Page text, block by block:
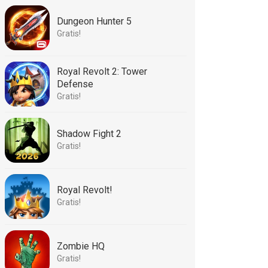
Dungeon Hunter 5
Gratis!
Royal Revolt 2: Tower
Defense
Gratis!
Shadow Fight 2
Gratis!
Royal Revolt!
Gratis!
Zombie HQ
Gratis!